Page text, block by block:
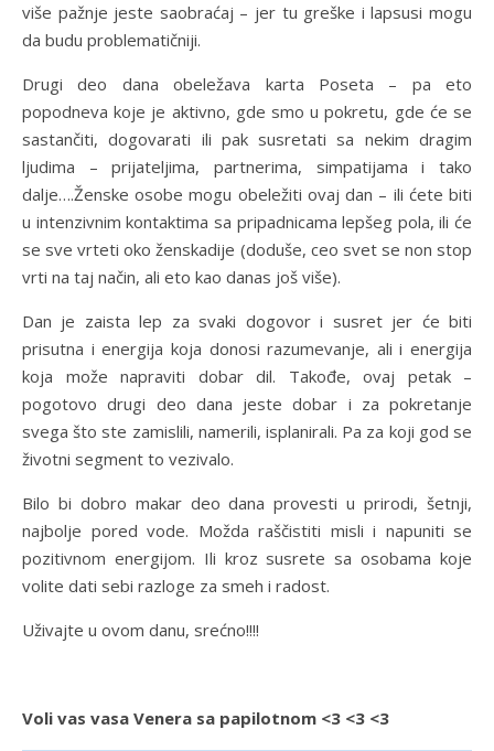
više pažnje jeste saobraćaj – jer tu greške i lapsusi mogu
da budu problematičniji.
Drugi deo dana obeležava karta Poseta – pa eto
popodneva koje je aktivno, gde smo u pokretu, gde će se
sastančiti, dogovarati ili pak susretati sa nekim dragim
ljudima – prijateljima, partnerima, simpatijama i tako
dalje….Ženske osobe mogu obeležiti ovaj dan – ili ćete biti
u intenzivnim kontaktima sa pripadnicama lepšeg pola, ili će
se sve vrteti oko ženskadije (doduše, ceo svet se non stop
vrti na taj način, ali eto kao danas još više).
Dan je zaista lep za svaki dogovor i susret jer će biti
prisutna i energija koja donosi razumevanje, ali i energija
koja može napraviti dobar dil. Takođe, ovaj petak –
pogotovo drugi deo dana jeste dobar i za pokretanje
svega što ste zamislili, namerili, isplanirali. Pa za koji god se
životni segment to vezivalo.
Bilo bi dobro makar deo dana provesti u prirodi, šetnji,
najbolje pored vode. Možda raščistiti misli i napuniti se
pozitivnom energijom. Ili kroz susrete sa osobama koje
volite dati sebi razloge za smeh i radost.
Uživajte u ovom danu, srećno!!!!
Voli vas vasa Venera sa papilotnom <3 <3 <3